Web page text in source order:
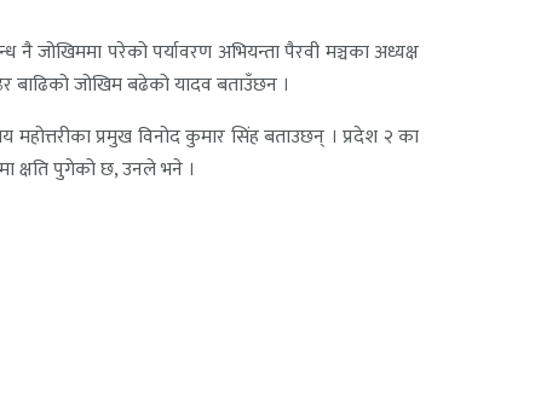
जोखिममा परेको पर्यावरण अभियन्ता पैरवी मञ्चका अध्यक्ष
बाढिको जोखिम बढेको यादव बताउँछन ।
प्रमुख विनोद कुमार सिंह बताउछन् । प्रदेश २ का
क्षति पुगेको छ, उनले भने ।